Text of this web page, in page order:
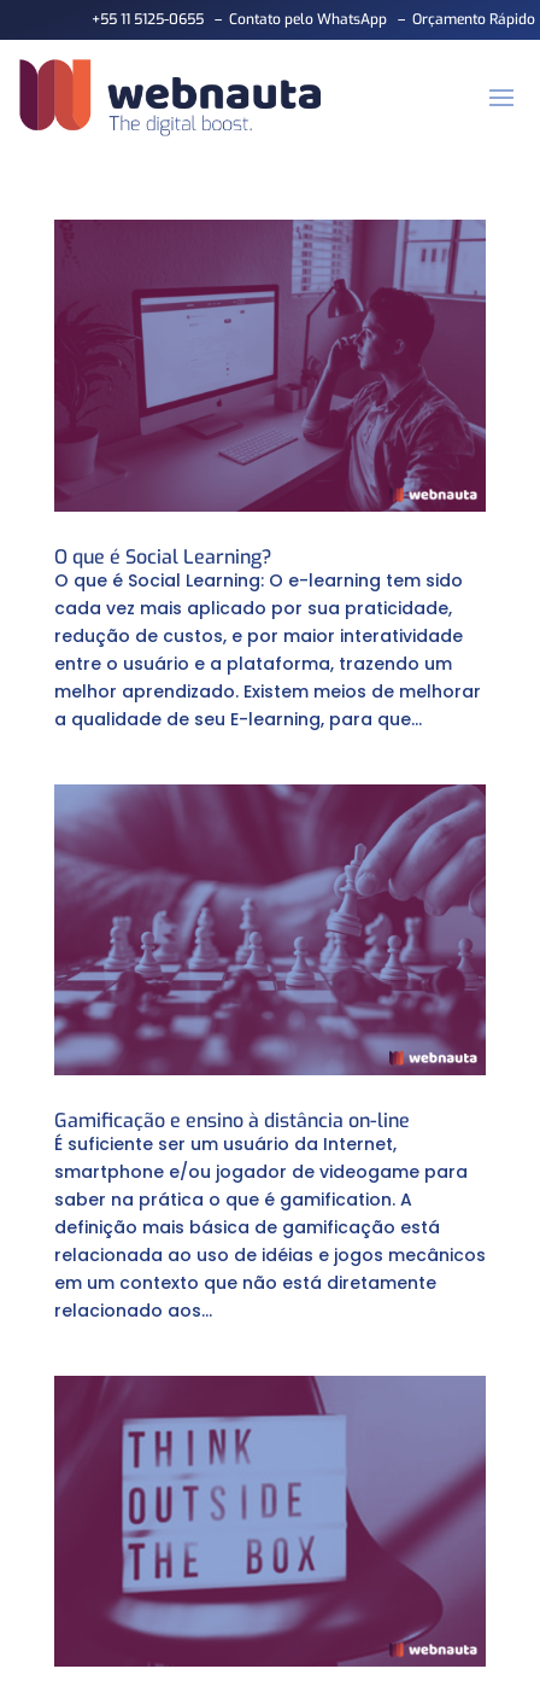
+55 11 5125-0655– Contato pelo WhatsApp– Orçamento Rápido
O que é Social Learning?
O que é Social Learning: O e-learning tem sido
cada vez mais aplicado por sua praticidade,
redução de custos, e por maior interatividade
entre o usuário e a plataforma, trazendo um
melhor aprendizado. Existem meios de melhorar
a qualidade de seu E-learning, para que...
Gamificação e ensino à distância on-line
É suficiente ser um usuário da Internet,
smartphone e/ou jogador de videogame para
saber na prática o que é gamification. A
definição mais básica de gamificação está
relacionada ao uso de idéias e jogos mecânicos
em um contexto que não está diretamente
relacionado aos...